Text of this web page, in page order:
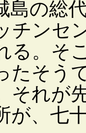
島の総
チンセ
る。そ
たそう
それが
が、七